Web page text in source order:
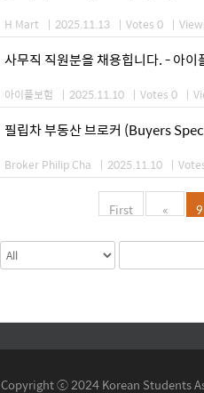
H Mart | 2025.11.13 | Votes 0 |
사무직 직원분을 채용힙니다. - 아이
아이플보험 | 2025.11.10 | Votes 0 |
필립차 부동산 브로커 (Buyers
Broker Philip Cha | 2025.11.10 |
First « 9
Copyright ⓒ 2024 Korean Students